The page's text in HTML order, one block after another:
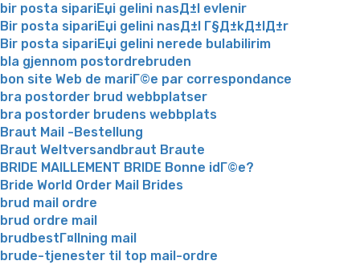
bir posta sipariЕџi gelini nasД±l evlenir
Bir posta sipariЕџi gelini nasД±l Г§Д±kД±lД±r
Bir posta sipariЕџi gelini nerede bulabilirim
bla gjennom postordrebruden
bon site Web de mariГ©e par correspondance
bra postorder brud webbplatser
bra postorder brudens webbplats
Braut Mail -Bestellung
Braut Weltversandbraut Braute
BRIDE MAILLEMENT BRIDE Bonne idГ©e?
Bride World Order Mail Brides
brud mail ordre
brud ordre mail
brudbestГ¤llning mail
brude-tjenester til top mail-ordre